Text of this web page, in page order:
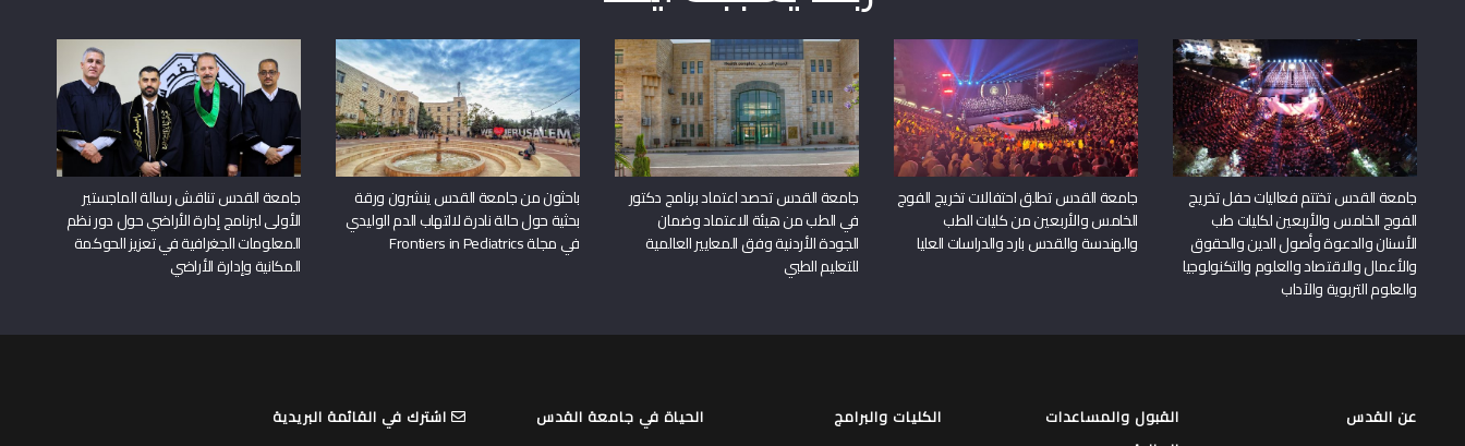
جامعة القدس تختتم فعاليات حفل تخريج
الفوج الخامس والأربعين لكليات طب
الأسنان والدعوة وأصول الدين والحقوق
والأعمال والاقتصاد والعلوم والتكنولوجيا
والعلوم التربوية والآداب
جامعة القدس تطلق احتفالات تخريج الفوج
الخامس والأربعين من كليات الطب
والهندسة والقدس بارد والدراسات العليا
جامعة القدس تحصد اعتماد برنامج دكتور
في الطب من هيئة الاعتماد وضمان
الجودة الأردنية وفق المعايير العالمية
للتعليم الطبي
باحثون من جامعة القدس ينشرون ورقة
بحثية حول حالة نادرة لالتهاب الدم الوليدي
في مجلة Frontiers in Pediatrics
جامعة القدس تناقش رسالة الماجستير
الأولى لبرنامج إدارة الأراضي حول دور نظم
المعلومات الجغرافية في تعزيز الحوكمة
المكانية وإدارة الأراضي
عن القدس
القبول والمساعدات
الكليات والبرامج الحياة في جامعة القدس اشترك في القائمة البريدية